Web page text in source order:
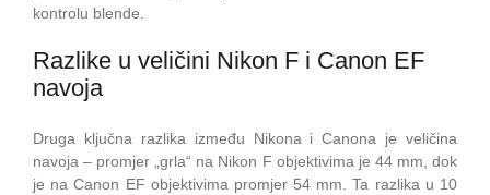
kontrolu blende.
Razlike u veličini Nikon F i Canon EF
navoja
Druga ključna razlika između Nikona i Canona je veličina
navoja – promjer „grla“ na Nikon F objektivima je 44 mm, dok
je na Canon EF objektivima promjer 54 mm. Ta razlika u 10